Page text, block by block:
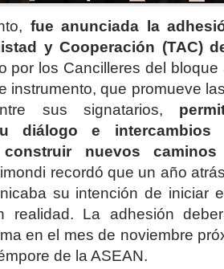
fue anunciada
la
y Cooperación (TAC)
por los Cancilleres del
instrumento, que promueve
sus signatarios,
diálogo e intercambios
nuevos
recordó que un año
su intención de iniciar
realidad. La adhesión
en el mes de noviembre
de la ASEAN.